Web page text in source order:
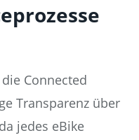
Connected
Transparenz über
jedes eBike